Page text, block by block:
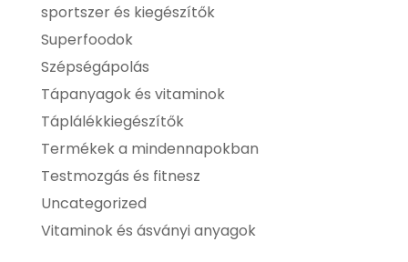
sportszer és kiegészítők
Superfoodok
Szépségápolás
Tápanyagok és vitaminok
Táplálékkiegészítők
Termékek a mindennapokban
Testmozgás és fitnesz
Uncategorized
Vitaminok és ásványi anyagok